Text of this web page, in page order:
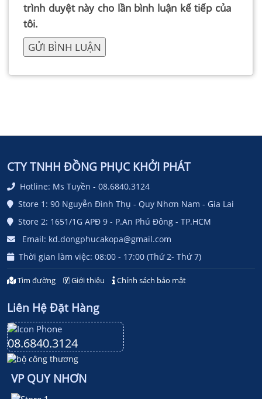
trình duyệt này cho lần bình luận kế tiếp của
tôi.
CTY TNHH ĐỒNG PHỤC KHỞI PHÁT
Hotline: Ms Tuyền - 08.6840.3124
Store 1: 90 Nguyễn Đình Thụ - Quy Nhơn Nam - Gia Lai
Store 2: 1651/1G APĐ 9 - P.An Phú Đông - TP.HCM
Email: kd.dongphucakopa@gmail.com
Thời gian làm việc: 08:00 - 17:00 (Thứ 2- Thứ 7)
Tìm đường Giới thiệu Chính sách bảo mật
Liên Hệ Đặt Hàng
08.6840.3124
VP QUY NHƠN